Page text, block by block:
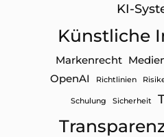
KI-
Künstliche
Markenrecht
OpenAI Richtlinien
Schulung Sicherheit